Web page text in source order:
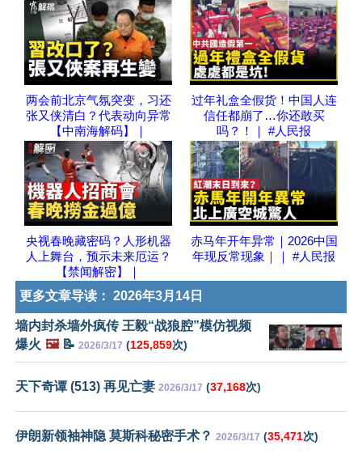
两会前北京气氛突变，习还
张又侠清白？代表动向异常
【中南海解码】｜
过年礼盒全假货！中国人连
信任都崩了…你还敢买
吗？！｜ #人民报
央视春晚藏密码？人形机器
人上舞台，预示未来厄运？
【禁闻解密】｜
赤马年开年异常｜2026中国
年现反常现象｜｜ #人民报
更多文章导读： 2026年3月14日
墙内封杀墙外疯传 王毅“战狼腔”模仿视频
爆火 🖼️📝 2026/3/17 (125,859次)
天下奇谭 (513) 再见亡妻 2026/3/17 (37,168次)
伊朗新领袖神隐 莫斯科秘密手术？ 2026/3/17 (35,471次)